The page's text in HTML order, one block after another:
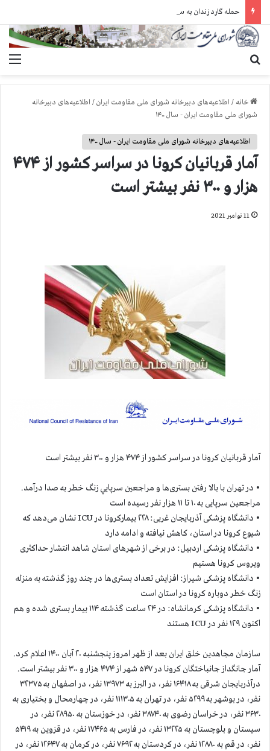
خانه / اطلاعیه‌های دبیرخانه شورای ملی مقاومت ایران/ اطلاعیه‌های دبیرخانه
شورای ملی مقاومت ایران - سال ۱۴۰۰
اطلاعیه‌های دبیرخانه شورای ملی مقاومت ایران - سال ۱۴۰۰
آمار قربانيان كرونا در سراسر كشور از ۴۷۴
هزار و ۳۰۰ نفر بيشتر است
11 نوامبر 2021
آمار قربانيان كرونا در سراسر كشور از ۴۷۴ هزار و ۳۰۰ نفر بيشتر است
• در تهران با بالا رفتن بستری‌ها و مراجعين سرپايي زنگ خطر به صدا درآمد.
مراجعین سرپایی به ۱۰ تا ۱۱ هزار نفر رسیده است
• دانشگاه پزشکی آذربایجان غربی: ۲۲۸ بیمارکرونا در ICU نشان می‌دهد که
شیوع کرونا در استان، کاهش نیافته و ادامه دارد
• دانشگاه پزشکی اردبیل: در برخی از شهرهای استان شاهد انتشار حداکثری
ویروس کرونا هستیم
• دانشگاه پزشکی شیراز: افزایش تعداد بستری‌ها در چند روز گذشته به منزله
زنگ خطر دوباره کرونا در استان است
• دانشگاه پزشکی کرمانشاه: در ۲۴ ساعت گذشته ۱۱۴ بیمار بستری شده و هم
اکنون ۱۲۹ نفر در ICU هستند
سازمان مجاهدين خلق ايران بعد از ظهر امروز پنجشنبه ۲۰ آبان ۱۴۰۰ اعلام كرد.
آمار جانگداز جانباختگان كرونا در ۵۴۷ شهر از ۴۷۴ هزار و ۳۰۰ نفر بيشتر است.
درآذربایجان شرقی به ۱۶۴۱۸ نفر، در البرز به ۱۳۹۷۳ نفر، در اصفهان به ۳۲۳۷۵
نفر، در بوشهر به ۵۲۹۹ نفر، در تهران به ۱۱۱۳۰۵ نفر، در چهارمحال و بختیاری به
۳۶۳۰ نفر، در خراسان رضوی به ۳۸۷۴۰ نفر، در خوزستان به ۲۸۹۵۰ نفر، در
سیستان و بلوچستان به ۱۳۲۲۵ نفر، در فارس به ۱۷۴۶۵ نفر، در قزوین به ۵۴۱۹
نفر، در قم به ۱۲۸۸۰ نفر، در کردستان به ۷۶۹۲ نفر، در کرمان به ۱۲۶۴۷ نفر، در